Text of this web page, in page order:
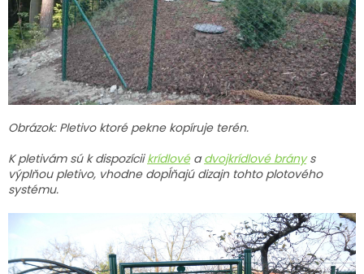
Obrázok: Pletivo ktoré pekne kopíruje terén.
K pletivám sú k dispozíciikrídlovéadvojkrídlové bránys
výplňou pletivo, vhodne dopĺňajú dizajn tohto plotového
systému.